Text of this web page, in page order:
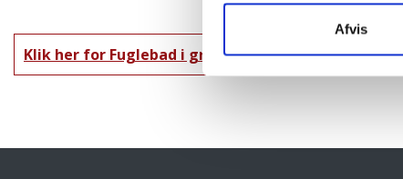
Afvis
Klik her for Fuglebad i granit oversigt